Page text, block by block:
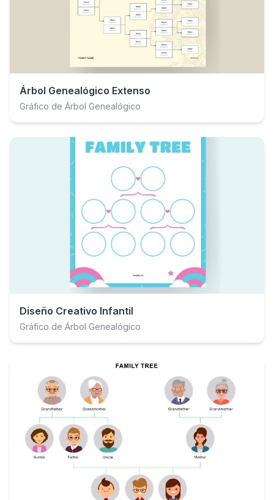
Árbol Genealógico Extenso
Gráfico de Árbol Genealógico
Diseño Creativo Infantil
Gráfico de Árbol Genealógico